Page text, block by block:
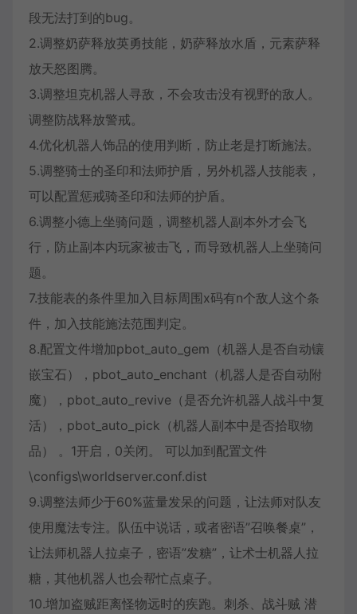
段无法打到的bug。
2.调整奶萨释放英勇技能，奶萨释放水盾，元素萨释
放天怒图腾。
3.调整坦克机器人寻敌，不会攻击没有视野的敌人。
调整防战释放警戒。
4.优化机器人饰品的使用判断，防止老是打断施法。
5.调整骑士的圣印和法师护盾，另外机器人技能表，
可以配置惩戒骑圣印和法师的护盾。
6.调整小德上坐骑问题，调整机器人副本外才会飞
行，防止副本内玩家被击飞，而导致机器人上坐骑问
题。
7.技能表的条件里加入目标周围x码有n个敌人这个条
件，加入技能施法范围判定。
8.配置文件增加pbot_auto_gem（机器人是否自动镶
嵌宝石），pbot_auto_enchant（机器人是否自动附
魔），pbot_auto_revive（是否允许机器人战斗中复
活），pbot_auto_pick（机器人副本中是否拾取物
品） 。1开启，0关闭。 可以加到配置文件
\configs\worldserver.conf.dist
9.调整法师少于60%蓝量发呆的问题，让法师对队友
使用魔法专注。队伍中说话，或者密语”召唤餐桌”，
让法师机器人拉桌子，密语”发糖”，让术士机器人拉
糖，其他机器人也会帮忙点桌子。
10.增加盗贼距离怪物远时的疾跑。刺杀、战斗贼 潜